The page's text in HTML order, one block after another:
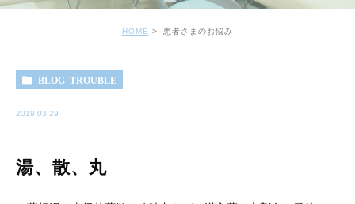
HOME 患者さまのお悩み
BLOG_TROUBLE
2019.03.29
湯、散、丸